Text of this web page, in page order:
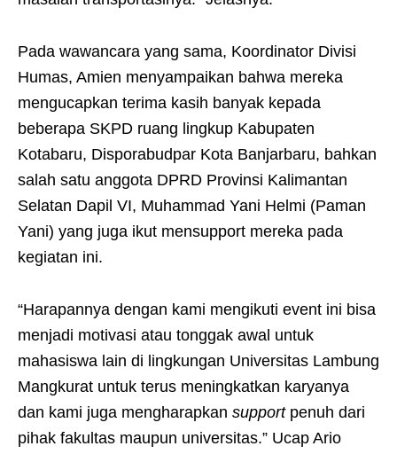
Pada wawancara yang sama, Koordinator Divisi
Humas, Amien menyampaikan bahwa mereka
mengucapkan terima kasih banyak kepada
beberapa SKPD ruang lingkup Kabupaten
Kotabaru, Disporabudpar Kota Banjarbaru, bahkan
salah satu anggota DPRD Provinsi Kalimantan
Selatan Dapil VI, Muhammad Yani Helmi (Paman
Yani) yang juga ikut mensupport mereka pada
kegiatan ini.
“Harapannya dengan kami mengikuti event ini bisa
menjadi motivasi atau tonggak awal untuk
mahasiswa lain di lingkungan Universitas Lambung
Mangkurat untuk terus meningkatkan karyanya
dan kami juga mengharapkan supportpenuh dari
pihak fakultas maupun universitas.” Ucap Ario